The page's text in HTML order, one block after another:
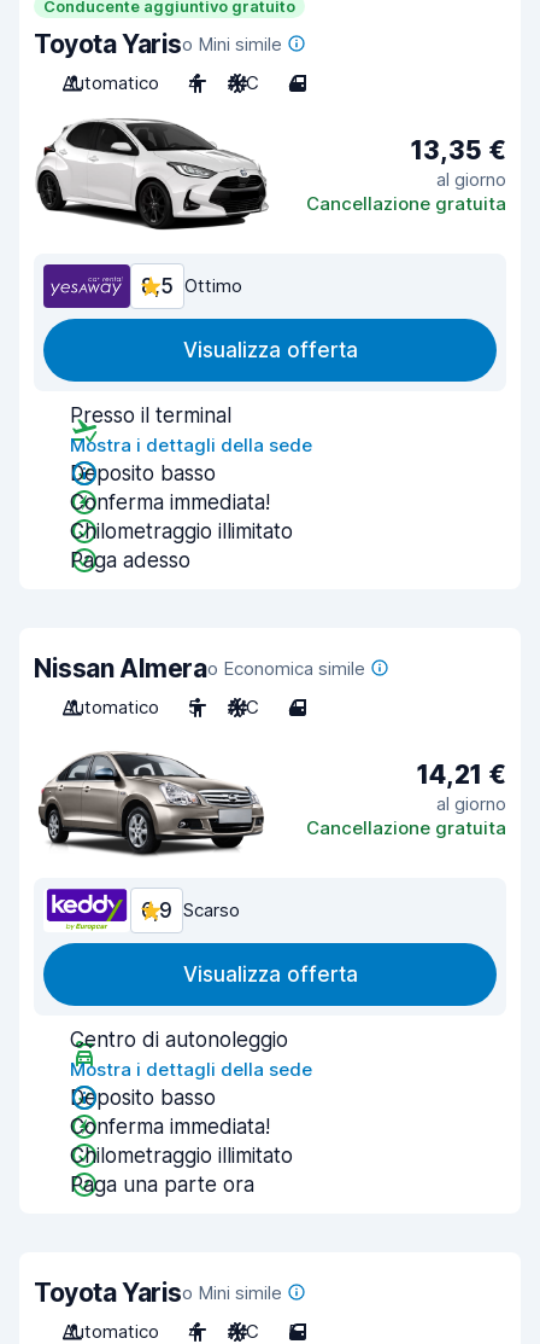
Conducente aggiuntivo gratuito
Toyota Yariso Mini simile
Automatico
4 A/C 4
13,35 €
al giorno
Cancellazione gratuita
8,5 Ottimo
Visualizza offerta
Presso il terminal
Mostra i dettagli della sede
Deposito basso
Conferma immediata!
Chilometraggio illimitato
Paga adesso
Nissan Almerao Economica simile
Automatico
5 A/C 4
14,21 €
al giorno
Cancellazione gratuita
6,9 Scarso
Visualizza offerta
Centro di autonoleggio
Mostra i dettagli della sede
Deposito basso
Conferma immediata!
Chilometraggio illimitato
Paga una parte ora
Toyota Yariso Mini simile
Automatico
4 A/C 5